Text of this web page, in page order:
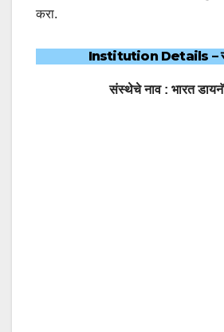
करा.
Institution Details –
संस्थेचे नाव : भारत